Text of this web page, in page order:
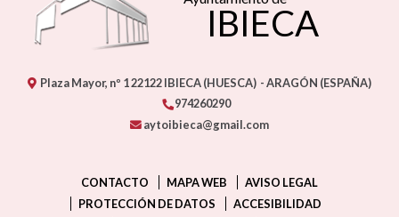
IBIECA
Plaza Mayor, nº 122122IBIECA (HUESCA) - ARAGÓN (ESPAÑA)
974260290
aytoibieca@gmail.com
CONTACTO MAPA WEB
AVISO LEGAL
PROTECCIÓN DE DATOS
ACCESIBILIDAD